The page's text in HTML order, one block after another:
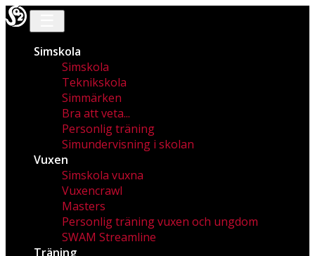
Simskola
Simskola
Teknikskola
Simmärken
Bra att veta...
Personlig träning
Simundervisning i skolan
Vuxen
Simskola vuxna
Vuxencrawl
Masters
Personlig träning vuxen och ungdom
SWAM Streamline
Träning